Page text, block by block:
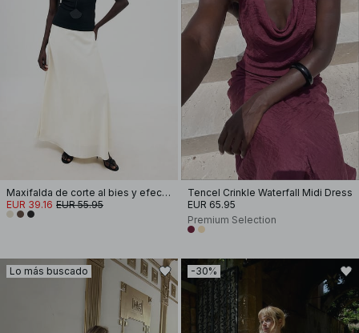
Maxifalda de corte al bies y efecto arrugado
EUR 39.16 EUR 55.95
Tencel Crinkle Waterfall Midi Dress
EUR 65.95
Premium Selection
Lo más buscado -30%